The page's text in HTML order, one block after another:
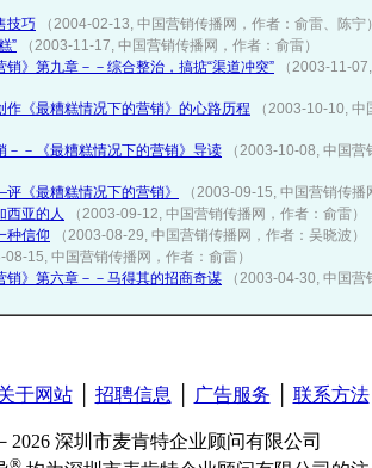
技巧
（2004-02-13, 中国营销传播网，作者：俞雷、陈宁）
”
（2003-11-17, 中国营销传播网，作者：俞雷）
销》第九章－－综合整治，搞掂“渠道冲突”
（2003-11-
作《最糟糕情况下的营销》的心路历程
（2003-10-10, 中
－－《最糟糕情况下的营销》导读
（2003-10-08, 中国
《最糟糕情况下的营销》
（2003-09-15, 中国营销传播
西亚的人
（2003-09-12, 中国营销传播网，作者：俞雷）
种信仰
（2003-08-29, 中国营销传播网，作者：吴晓波）
08-15, 中国营销传播网，作者：俞雷）
销》第六章－－马得其的招商奇谋
（2003-04-30, 中国
于网站│ 招聘信息 广告服务 联系方法
2026 深圳市麦肯特企业顾问有限公司
®